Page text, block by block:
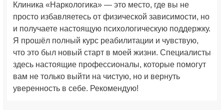
Клиника «Наркологика» — это место, где вы не
просто избавляетесь от физической зависимости, но
и получаете настоящую психологическую поддержку.
Я прошёл полный курс реабилитации и чувствую,
что это был новый старт в моей жизни. Специалисты
здесь настоящие профессионалы, которые помогут
вам не только выйти на чистую, но и вернуть
уверенность в себе. Рекомендую!